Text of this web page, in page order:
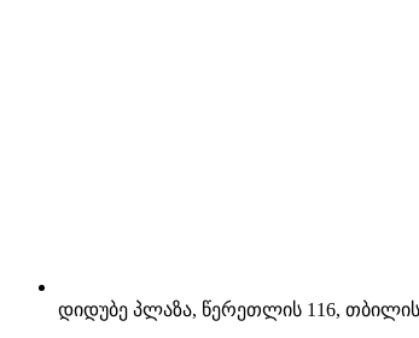
დიდუბე პლაზა, წერეთლის 116,